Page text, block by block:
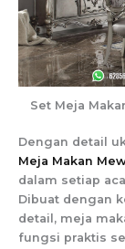
Set Meja
Dengan detail
Meja Makan
dalam setiap
Dibuat dengan
detail, meja
fungsi praktis